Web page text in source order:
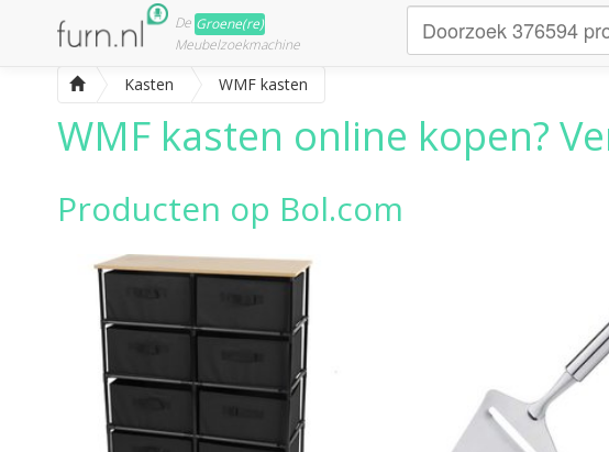
De Groene(re)
Meubelzoekmachine
Kasten WMF kasten
WMF kasten online kopen?
Producten op Bol.com